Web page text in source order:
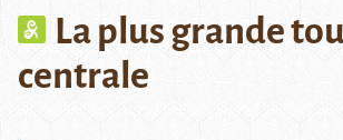
La plus grande
centrale